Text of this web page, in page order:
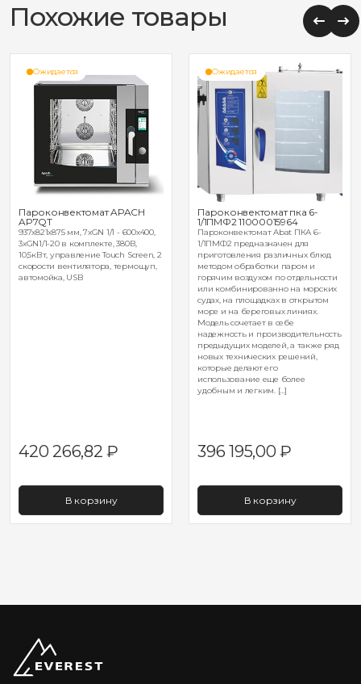
Похожие товары
Ожидается
Пароконвектомат APACH
AP7QT
937х821х875 мм, 7хGN 1/1 - 600х400,
3хGN1/1-20 в комплекте, 380В,
10,5кВт, управление Touch Screen, 2
скорости вентилятора, термощуп,
автомойка, USB
420 266,82₽
В корзину
Ожидается
Пароконвектомат пка 6-
1/1ПМФ2 11000015964
Пароконвектомат Abat ПКА 6-
1/1ПМФ2 предназначен для
приготовления различных блюд
методом обработки паром и
горячим воздухом по отдельности
или комбинированно на морских
судах, на площадках в открытом
море и на береговых линиях.
Модель сочетает в себе
надежность и производительность
предыдущих моделей, а также ряд
новых технических решений,
которые делают его
использование еще более
удобным и легким. […]
396 195,00₽
В корзину